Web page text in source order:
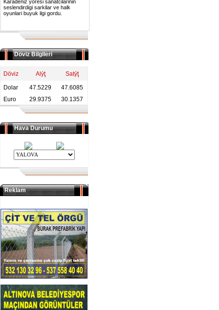
Karadeniz yoresi sanatcilarinin
seslendirdigi sarkilar ve halk
oyunlari buyuk ilgi gordu.
Döviz Bilgileri
Döviz Alýţ
Satýţ
Dolar
47.5229
47.6085
Euro
29.9375 30.1357
Hava Durumu
Reklam